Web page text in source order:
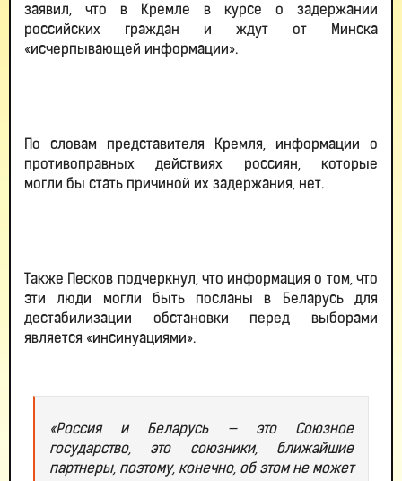
заявил, что в Кремле в курсе о задержании
российских граждан и ждут от Минска
«исчерпывающей информации».
По словам представителя Кремля, информации о
противоправных действиях россиян, которые
могли бы стать причиной их задержания, нет.
Также Песков подчеркнул, что информация о том, что
эти люди могли быть посланы в Беларусь для
дестабилизации обстановки перед выборами
является «инсинуациями».
«Россия и Беларусь — это Союзное
государство, это союзники, ближайшие
партнеры, поэтому, конечно, об этом не может